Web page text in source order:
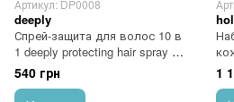
Артикул: DP0008
deeply
Спрей-защита для волос 10 в
1 deeply protecting hair spray 10
in 1 200 мл
540 грн 1